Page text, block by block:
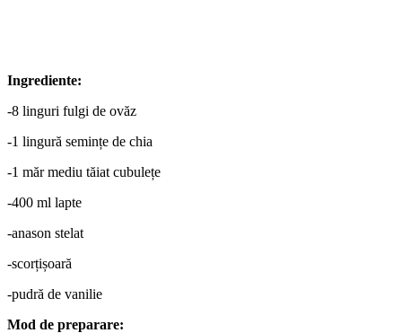
Ingrediente:
-8 linguri fulgi de ovăz
-1 lingură semințe de chia
-1 măr mediu tăiat cubulețe
-400 ml lapte
-anason stelat
-scorțișoară
-pudră de vanilie
Mod de preparare: